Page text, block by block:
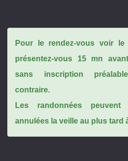
Pour le rendez-vous voir
présentez-vous 15 mn
sans inscription
contraire.
Les randonnées
annulées la veille au plus tard